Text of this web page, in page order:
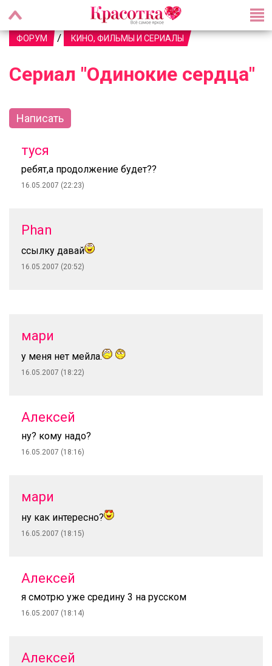
ФОРУМ / КИНО, ФИЛЬМЫ И СЕРИАЛЫ
Сериал "Одинокие сердца"
Написать
туся
ребят,а продолжение будет??
16.05.2007 (22:23)
Phan
ссылку давай
16.05.2007 (20:52)
мари
у меня нет мейла.
16.05.2007 (18:22)
Алексей
ну? кому надо?
16.05.2007 (18:16)
мари
ну как интересно?
16.05.2007 (18:15)
Алексей
я смотрю уже средину 3 на русском
16.05.2007 (18:14)
Алексей